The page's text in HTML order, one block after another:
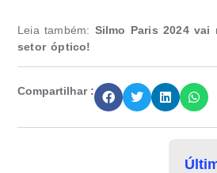
Leia também: Silmo Paris 2024
setor óptico!
Compartilhar :